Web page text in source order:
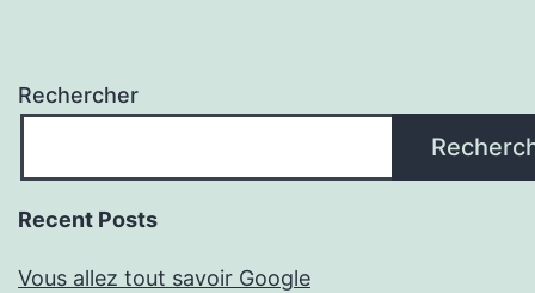
Rechercher
Recent Posts
Vous allez tout savoir Google